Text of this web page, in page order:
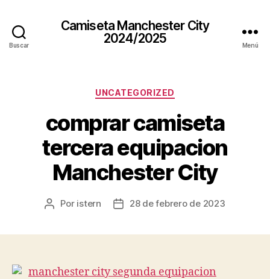
Buscar
Camiseta Manchester City
2024/2025
Menú
Categorías
UNCATEGORIZED
comprar camiseta
tercera equipacion
Manchester City
Autor
Por istern
Fecha28 de febrero de 2023